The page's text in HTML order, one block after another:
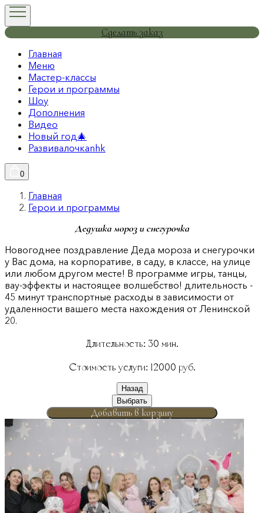
Сделать заказ
Главная
Меню
Мастер-классы
Герои и программы
Шоу
Дополнения
Видео
Новый год🎄
Развивалочкаnhk
0
Главная
Герои и программы
Дедушка мороз и снегурочка
Новогоднее поздравление Деда мороза и снегурочки
у Вас дома, на корпоративе, в саду, в классе, на улице
или любом другом месте! В программе игры, танцы,
вау-эффекты и настоящее волшебство! длительность -
45 минут транспортные расходы в зависимости от
удаленности вашего места нахождения от Ленинской
20.
Длительность: 30 мин.
Стоимость услуги: 12000 руб.
Назад
Выбрать
Добавить в корзину